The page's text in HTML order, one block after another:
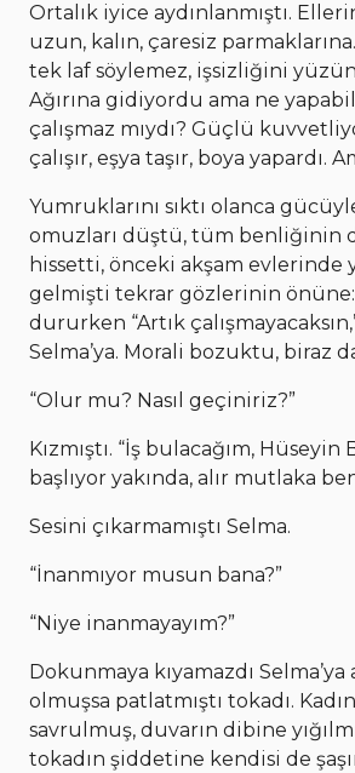
Ortalık iyice aydınlanmıştı.
uzun, kalın, çaresiz
tek laf söylemez, işsizliğini
Ağırına gidiyordu ama ne
çalışmaz mıydı? Güçlü
çalışır, eşya taşır, boya yapardı.
Yumruklarını sıktı olanca
omuzları düştü, tüm benliğinin
hissetti, önceki akşam evlerinde
gelmişti tekrar gözlerinin
dururken “Artık
Selma’ya. Morali bozuktu, biraz
“Olur mu? Nasıl geçiniriz?”
Kızmıştı. “İş bulacağım, Hüseyin
başlıyor yakında, alır mutlaka
Sesini çıkarmamıştı Selma.
“İnanmıyor musun bana?”
“Niye inanmayayım?”
Dokunmaya kıyamazdı Selma’ya
olmuşsa patlatmıştı tokadı.
savrulmuş, duvarın dibine
tokadın şiddetine kendisi de